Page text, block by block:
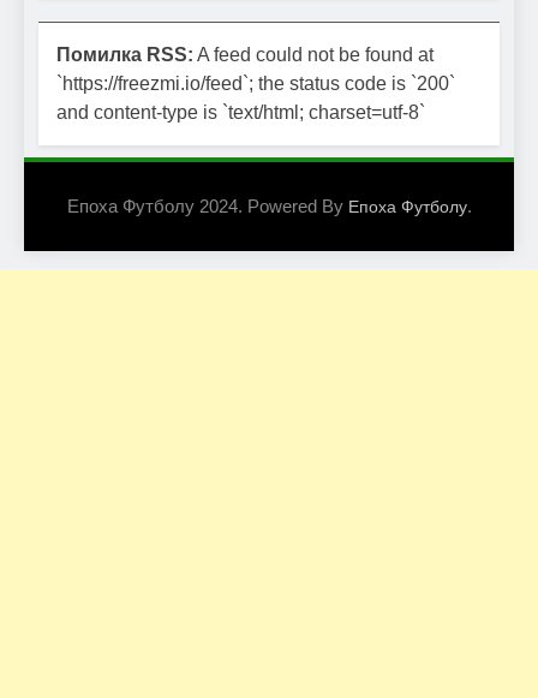
Помилка RSS: A feed could not be found at
`https://freezmi.io/feed`; the status code is `200`
and content-type is `text/html; charset=utf-8`
Епоха Футболу 2024. Powered By Епоха Футболу.